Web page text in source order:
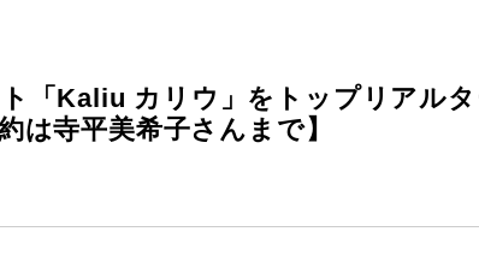
「Kaliu カリウ」をトップリアル
は寺平美希子さんまで】